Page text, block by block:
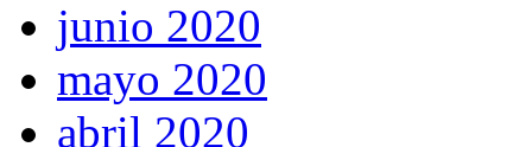
junio 2020
mayo 2020
abril 2020